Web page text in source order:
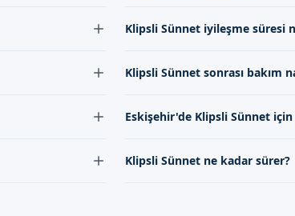
Hastaların konforu bizim için
Klipsli Sünnet iyileşme süresi
bakım ve önlemlerin alınması
Klipsli Sünnet sonrası bakım
önerilerine dikkat edilmelidir. Bu,
edilmektedir.
Eskişehir'de Klipsli Sünnet için
veya iletişim kanallarımız
Klipsli Sünnet ne kadar sürer?